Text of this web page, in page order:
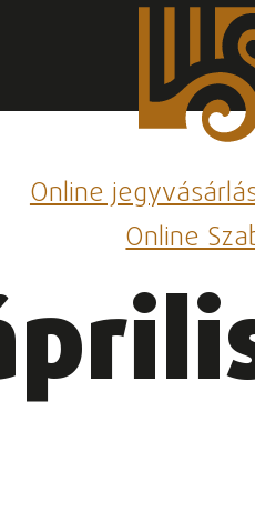
Online
Online